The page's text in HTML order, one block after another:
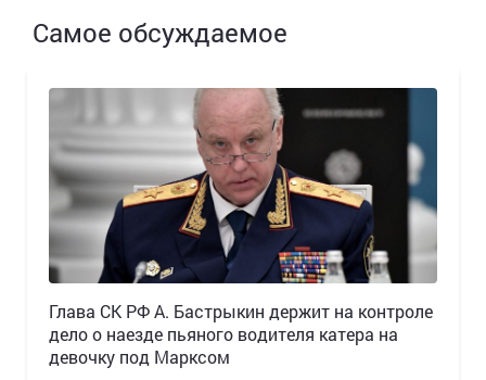
Самое обсуждаемое
Глава СК РФ А. Бастрыкин держит на контроле
дело о наезде пьяного водителя катера на
девочку под Марксом